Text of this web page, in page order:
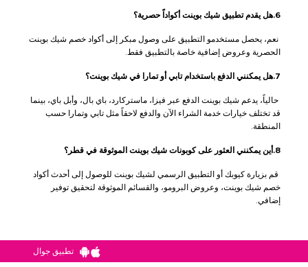
6.هل يقدم تطبيق شيك بوينت أكواداً حصرية؟
نعم، يحصل مستخدمو التطبيق على وصول مبكر إلى أكواد خصم شيك بوينت
الحصرية وعروض إضافية خاصة بالتطبيق فقط.
7.هل يمكنني الدفع باستخدام تابي أو تمارا في شيك بوينت؟
حالياً، يدعم شيك بوينت الدفع عبر فيزا، ماستركارد، باي بال، وأبل باي، بينما
قد تختلف خيارات خدمة الشراء الآن والدفع لاحقاً مثل تابي وتمارا حسب
المنطقة.
8.أين يمكنني العثور على كوبونات شيك بوينت الموثوقة في قطر؟
قم بزيارة كيوبك أو التطبيق الرسمي لشيك بوينت للوصول إلى أحدث أكواد
خصم شيك بوينت، وعروض البرومو، والقسائم الموثوقة لتحقيق توفير
إضافي.
تطبيق جوال